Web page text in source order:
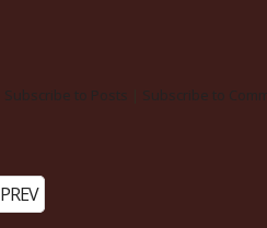
Subscribe to Posts Subscribe to
PREV